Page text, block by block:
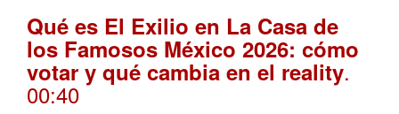
Qué es El Exilio en La Casa de
los Famosos México 2026: cómo
votar y qué cambia en el reality.
00:40